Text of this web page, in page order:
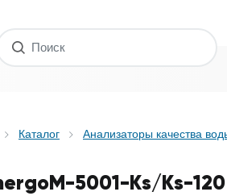
Каталог Анализаторы качества
5001-Ks/Ks-